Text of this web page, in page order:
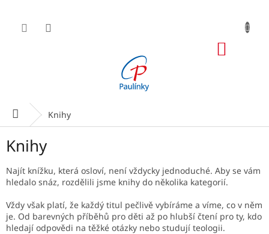
obsah
Domů Knihy
Knihy
Najít knížku, která osloví, není vždycky jednoduché. Aby se vám
hledalo snáz, rozdělili jsme knihy do několika kategorií.
Vždy však platí, že každý titul pečlivě vybíráme a víme, co v něm
je. Od barevných příběhů pro děti až po hlubší čtení pro ty, kdo
hledají odpovědi na těžké otázky nebo studují teologii.